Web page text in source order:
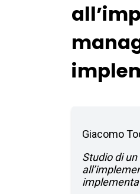
Giacomo
Studio di